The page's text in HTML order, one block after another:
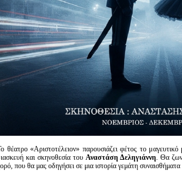
θέατρο «Αριστοτέλειον» παρουσιάζει φέτος το
και σκηνοθεσία του Αναστάση Δεληγιάννη . Θα
που θα μας οδηγήσει σε μια ιστορία γεμάτη συναισθήματα